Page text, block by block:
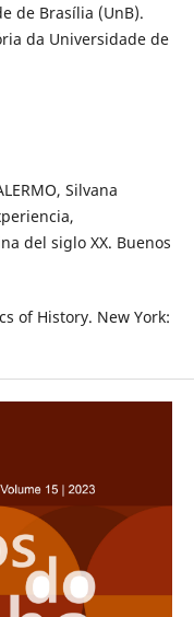
de Brasília (UnB).
da Universidade de
Silvana
del siglo XX. Buenos
of History. New York: